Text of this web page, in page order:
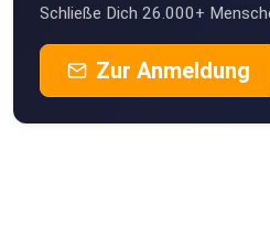
Weissach
Schließe Dich 26.000+
Zur Anmeldung